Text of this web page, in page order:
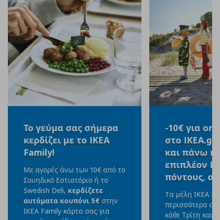
Το γεύμα σας σήμερα
κερδίζει με το IKEA
Family!
Με αγορές άνω των 10€ από το
Σουηδικό Εστιατόριο ή το
Swedish Deli, κερδίζετε
αυτόματα κουπόνι 5€ στην
ΙΚΕΑ Family κάρτα σας για
-10€ για
στο IKEA.gr
και πάνω
επιπλέον
πόντους,
Tα μέλη ΙΚΕΑ
περισσότερα
κάθε Τρίτη και